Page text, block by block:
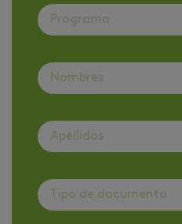
Programa
Tipo de documento